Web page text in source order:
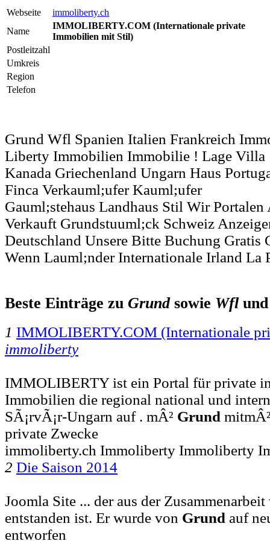
Webseite
immoliberty.ch
Name
IMMOLIBERTY.COM (Internationale private
Immobilien mit Stil)
Postleitzahl
Umkreis
Region
Telefon
Grund Wfl Spanien Italien Frankreich
Liberty Immobilien Immobilie ! Lage Villa
Kanada Griechenland Ungarn Haus
Finca Verkauml;ufer Kauml;ufer
Gauml;stehaus Landhaus Stil Wir Portalen
Verkauft Grundstuuml;ck Schweiz
Deutschland Unsere Bitte Buchung Gratis
Wenn Lauml;nder Internationale Irland La
Beste Einträge zu Grundsowie Wfl
1 IMMOLIBERTY.COM (Internationale
immoliberty
IMMOLIBERTY ist ein Portal für private
Immobilien die regional national und
SÃ¡rvÃ¡r-Ungarn auf . mÂ² Grund
private Zwecke
immoliberty.ch Immoliberty Immoliberty
2 Die Saison 2014
Joomla Site ... der aus der
entstanden ist. Er wurde von Grund auf
entworfen